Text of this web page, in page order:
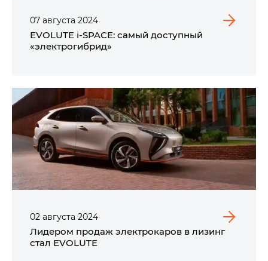
07 августа 2024
EVOLUTE i‑SPACE: самый доступный
«электрогибрид»
02 августа 2024
Лидером продаж электрокаров в лизинг
стал EVOLUTE